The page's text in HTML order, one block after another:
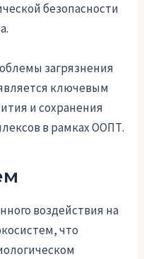
безопасности
загрязнения
ключевым
и сохранения
в рамках ООПТ.
воздействия на
что